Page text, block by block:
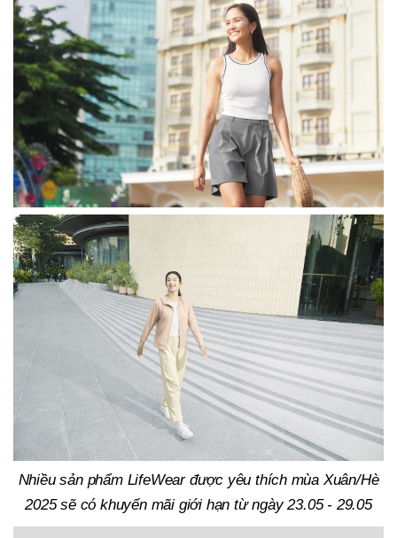
Nhiều sản phẩm LifeWear được yêu thích mùa Xuân/Hè
2025 sẽ có khuyến mãi giới hạn từ ngày 23.05 - 29.05